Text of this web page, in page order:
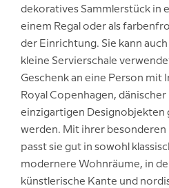
dekoratives Sammlerstück in
einem Regal oder als
der Einrichtung. Sie kann auch
kleine Servierschale
Geschenk an eine Person mit
Royal Copenhagen, dänischer
einzigartigen Designobjekten
werden. Mit ihrer besonderen
passt sie gut in sowohl
modernere Wohnräume, in
künstlerische Kante und